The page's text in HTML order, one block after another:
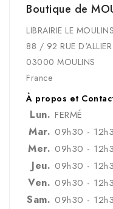
Boutique de
LIBRAIRIE LE
88 / 92 RUE D'ALLIER
03000 MOULINS
France
À propos et
Lun. FERMÉ
Mar. 09h30 -
Mer. 09h30 -
Jeu. 09h30 -
Ven. 09h30 -
Sam. 09h30 -